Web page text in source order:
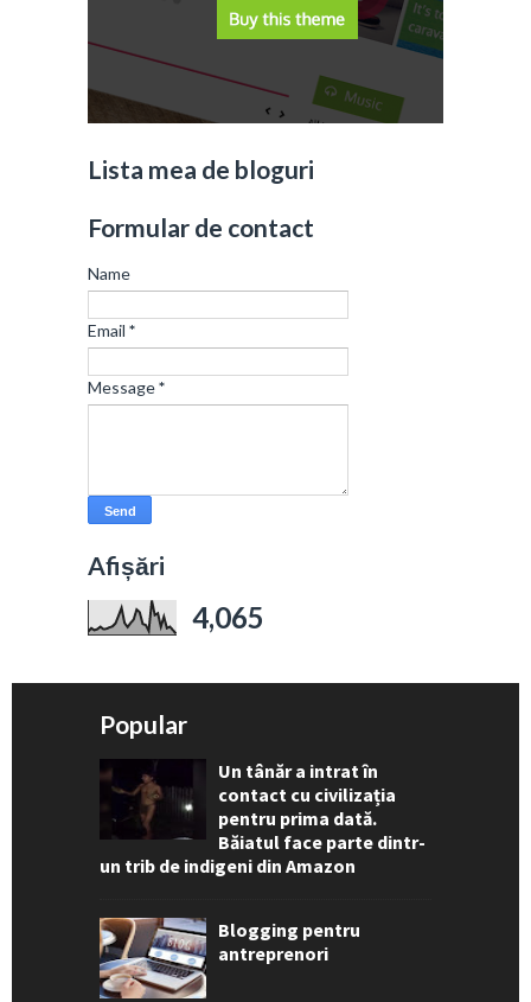
Lista mea de bloguri
Formular de contact
Name
Email *
Message*
Afișări
4,065
Popular
Un tânăr a intrat în
contact cu civilizația
pentru prima dată.
Băiatul face parte dintr-
un trib de indigeni din Amazon
Blogging pentru
antreprenori